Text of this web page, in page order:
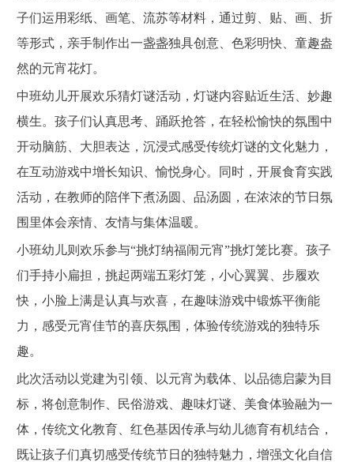
子们运用彩纸、画笔、流苏等材料，通过剪、贴、画、折
等形式，亲手制作出一盏盏独具创意、色彩明快、童趣盎
然的元宵花灯。
中班幼儿开展欢乐猜灯谜活动，灯谜内容贴近生活、妙趣
横生。孩子们认真思考、踊跃抢答，在轻松愉快的氛围中
开动脑筋、大胆表达，沉浸式感受传统灯谜的文化魅力，
在互动游戏中增长知识、愉悦身心。同时，开展食育实践
活动，在教师的陪伴下煮汤圆、品汤圆，在浓浓的节日氛
围里体会亲情、友情与集体温暖。
小班幼儿则欢乐参与“挑灯纳福闹元宵”挑灯笼比赛。孩子
们手持小扁担，挑起两端五彩灯笼，小心翼翼、步履欢
快，小脸上满是认真与欢喜，在趣味游戏中锻炼平衡能
力，感受元宵佳节的喜庆氛围，体验传统游戏的独特乐
趣。
此次活动以党建为引领、以元宵为载体、以品德启蒙为目
标，将创意制作、民俗游戏、趣味灯谜、美食体验融为一
体，传统文化教育、红色基因传承与幼儿德育有机结合，
既让孩子们真切感受传统节日的独特魅力，增强文化自信